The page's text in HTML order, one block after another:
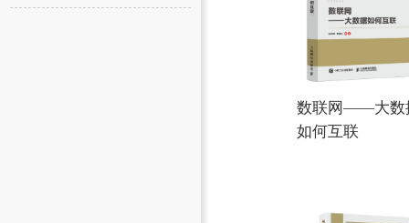
数联网——大数
如何互联